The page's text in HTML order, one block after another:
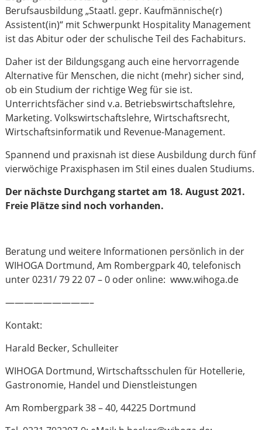
Berufsausbildung „Staatl. gepr. Kaufmännische(r)
Assistent(in)“ mit Schwerpunkt Hospitality Management
ist das Abitur oder der schulische Teil des Fachabiturs.
Daher ist der Bildungsgang auch eine hervorragende
Alternative für Menschen, die nicht (mehr) sicher sind,
ob ein Studium der richtige Weg für sie ist.
Unterrichtsfächer sind v.a. Betriebswirtschaftslehre,
Marketing. Volkswirtschaftslehre, Wirtschaftsrecht,
Wirtschaftsinformatik und Revenue-Management.
Spannend und praxisnah ist diese Ausbildung durch fünf
vierwöchige Praxisphasen im Stil eines dualen Studiums.
Der nächste Durchgang startet am 18. August 2021.
Freie Plätze sind noch vorhanden.
Beratung und weitere Informationen persönlich in der
WIHOGA Dortmund, Am Rombergpark 40, telefonisch
unter 0231/ 79 22 07 – 0 oder online: www.wihoga.de
—————————–
Kontakt:
Harald Becker, Schulleiter
WIHOGA Dortmund, Wirtschaftsschulen für Hotellerie,
Gastronomie, Handel und Dienstleistungen
Am Rombergpark 38 – 40, 44225 Dortmund